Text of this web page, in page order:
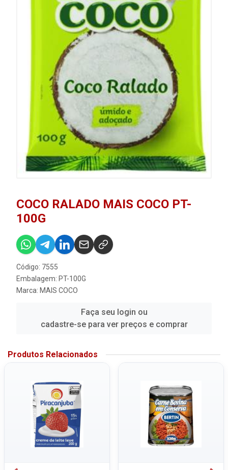
COCO RALADO MAIS COCO PT-
100G
Código: 7555
Embalagem: PT-100G
Marca: MAIS COCO
Faça seu login ou
cadastre-se para ver preços e comprar
Produtos Relacionados